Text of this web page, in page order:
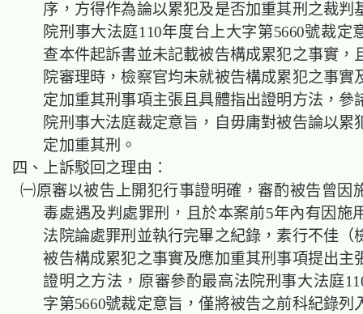
序，方得作為論以累犯及是否加重其刑之裁判
院刑事大法庭110年度台上大字第5660號裁定
查本件起訴書並未記載被告構成累犯之事實，
院審理時，檢察官均未就被告構成累犯之事實
定加重其刑事項主張且具體指出證明方法，參
院刑事大法庭裁定意旨，自毋庸對被告論以累
定加重其刑。
四、上訴駁回之理由：
㈠原審以被告上開犯行事證明確，審酌被告曾因
毒處遇及判處罪刑，且於本案前5年內有因施
法院論處罪刑並執行完畢之紀錄，素行不佳（
被告構成累犯之事實及應加重其刑事項提出主
證明之方法，原審參酌最高法院刑事大法庭
字第5660號裁定意旨，僅將被告之前科紀錄列